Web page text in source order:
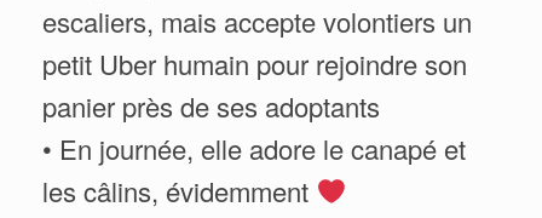
escaliers, mais accepte volontiers un
petit Uber humain pour rejoindre son
panier près de ses adoptants
• En journée, elle adore le canapé et
les câlins, évidemment